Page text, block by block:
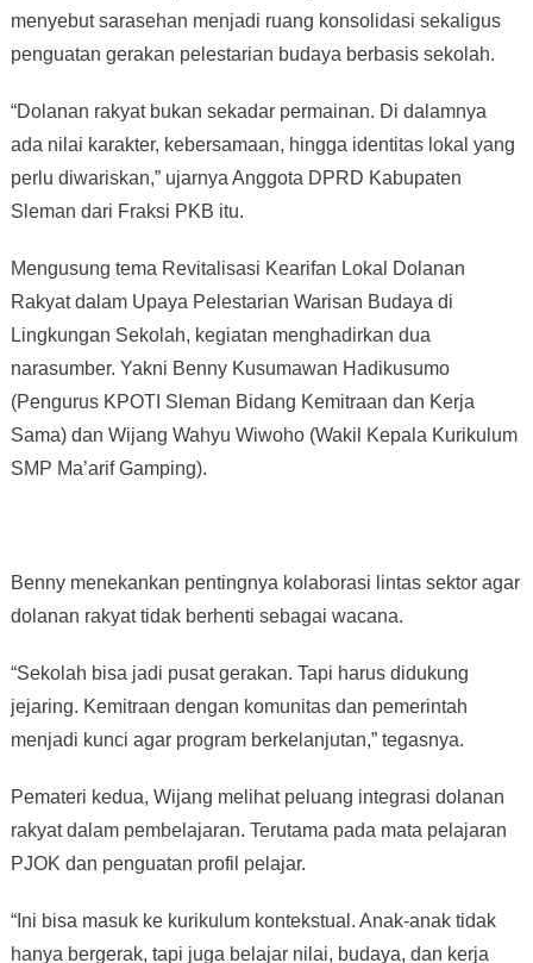
menyebut sarasehan menjadi ruang konsolidasi sekaligus
penguatan gerakan pelestarian budaya berbasis sekolah.
“Dolanan rakyat bukan sekadar permainan. Di dalamnya
ada nilai karakter, kebersamaan, hingga identitas lokal yang
perlu diwariskan,” ujarnya Anggota DPRD Kabupaten
Sleman dari Fraksi PKB itu.
Mengusung tema Revitalisasi Kearifan Lokal Dolanan
Rakyat dalam Upaya Pelestarian Warisan Budaya di
Lingkungan Sekolah, kegiatan menghadirkan dua
narasumber. Yakni Benny Kusumawan Hadikusumo
(Pengurus KPOTI Sleman Bidang Kemitraan dan Kerja
Sama) dan Wijang Wahyu Wiwoho (Wakil Kepala Kurikulum
SMP Ma’arif Gamping).
Benny menekankan pentingnya kolaborasi lintas sektor agar
dolanan rakyat tidak berhenti sebagai wacana.
“Sekolah bisa jadi pusat gerakan. Tapi harus didukung
jejaring. Kemitraan dengan komunitas dan pemerintah
menjadi kunci agar program berkelanjutan,” tegasnya.
Pemateri kedua, Wijang melihat peluang integrasi dolanan
rakyat dalam pembelajaran. Terutama pada mata pelajaran
PJOK dan penguatan profil pelajar.
“Ini bisa masuk ke kurikulum kontekstual. Anak-anak tidak
hanya bergerak, tapi juga belajar nilai, budaya, dan kerja